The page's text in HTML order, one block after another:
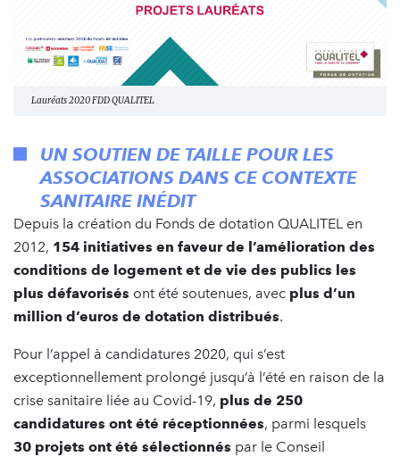
Lauréats 2020 FDD QUALITEL
UN SOUTIEN DE TAILLE POUR LES
ASSOCIATIONS DANS CE CONTEXTE
SANITAIRE INÉDIT
Depuis la création du Fonds de dotation QUALITEL en
2012, 154 initiatives en faveur de l’amélioration des
conditions de logement et de vie des publics les
plus défavorisés ont été soutenues, avec plus d’un
million d’euros de dotation distribués.
Pour l’appel à candidatures 2020, qui s’est
exceptionnellement prolongé jusqu’à l’été en raison de la
crise sanitaire liée au Covid-19, plus de 250
candidatures ont été réceptionnées, parmi lesquels
30 projets ont été sélectionnés par le Conseil